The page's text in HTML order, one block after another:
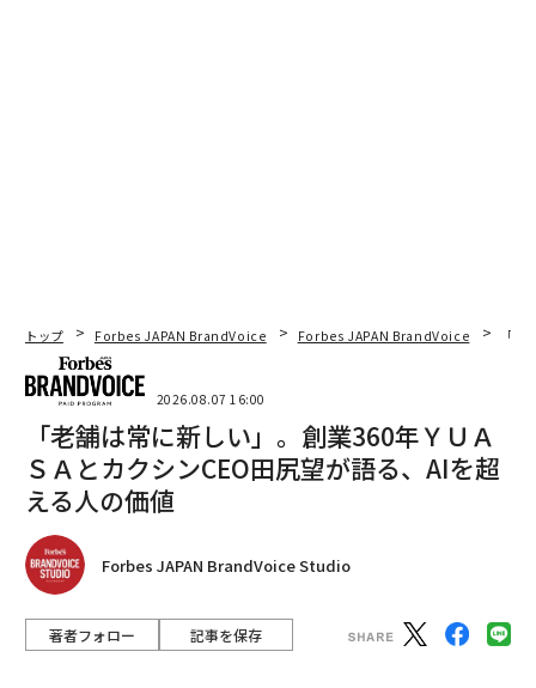
トップ Forbes JAPAN BrandVoice Forbes JAPAN BrandVoice 「
2026.08.07 16:00
「老舗は常に新しい」。創業360年ＹＵＡ
ＳＡとカクシンCEO田尻望が語る、AIを超
える人の価値
Forbes JAPAN BrandVoice Studio
著者フォロー 記事を保存